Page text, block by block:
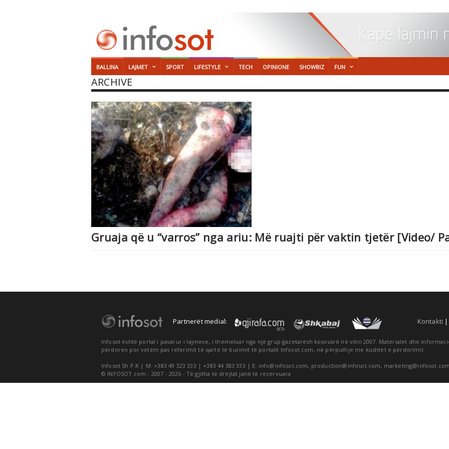
BALLINA LAJMET SPORT LIFESTYLE TECH OPINIONE SHOWBIZ FUN
ARCHIVE
Gruaja që u “varros” nga ariu: Më ruajti për vaktin tjetër [Video/
Partnerët medial: Kontakti
Infosot është portal i pavarur i lajmeve, i themeluar nga një grup gazetarësh kosovarë në vitin 2007. Materialet dhe
përdoren por vetëm pas referimit të qartë të burimit të portalit Infosot.com, në përputhje me kushtet e përdorimit.
Infosot Sh.P.K | M: +383 49 323 333 | +383 44 383 333 | E: info@infosot.com, production@infosot.com,
© INFOSOT.com - 2007 - 2026 - Të gjitha të drejtat janë të rezervuara